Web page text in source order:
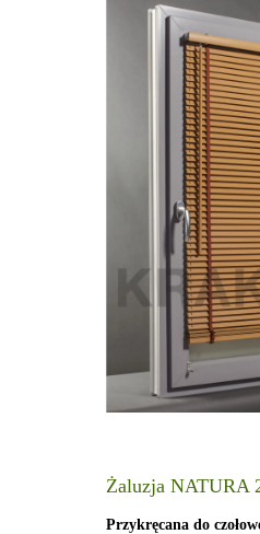
Żaluzja NATURA
Przykręcana do